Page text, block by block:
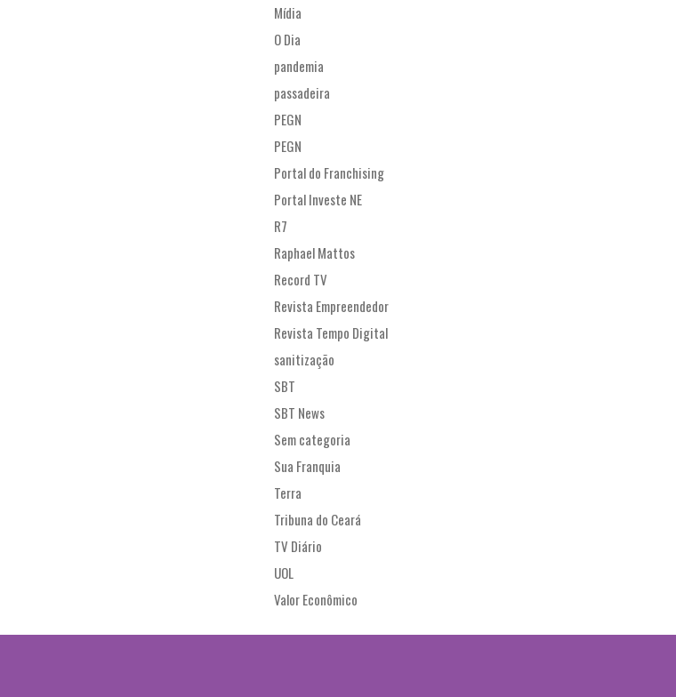
Mídia
O Dia
pandemia
passadeira
PEGN
PEGN
Portal do Franchising
Portal Investe NE
R7
Raphael Mattos
Record TV
Revista Empreendedor
Revista Tempo Digital
sanitização
SBT
SBT News
Sem categoria
Sua Franquia
Terra
Tribuna do Ceará
TV Diário
UOL
Valor Econômico